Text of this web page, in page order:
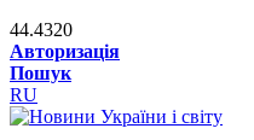
44.4320
Авторизація
Пошук
RU